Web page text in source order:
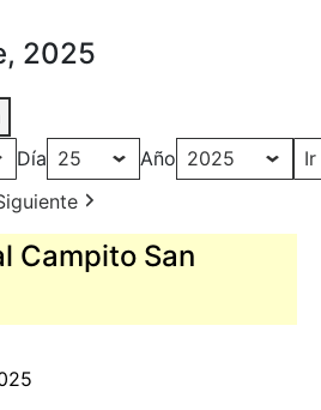
2025
Día
Año
Campito San